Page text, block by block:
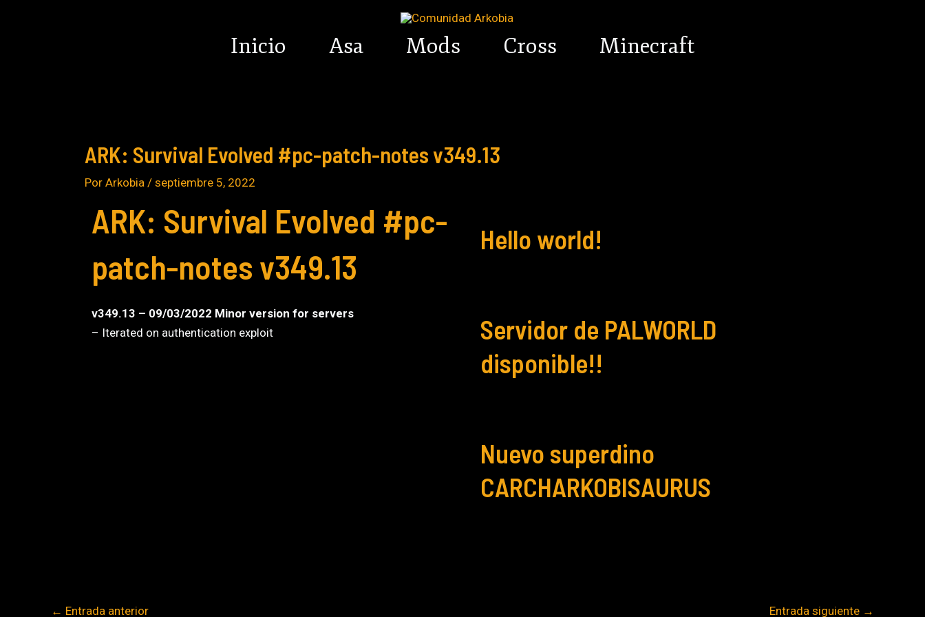
Inicio Asa Mods Cross Minecraft
ARK: Survival Evolved #pc-patch-notes v349.13
Por Arkobia / septiembre 5, 2022
ARK: Survival Evolved #pc-
patch-notes v349.13
v349.13 – 09/03/2022 Minor version for servers
– Iterated on authentication exploit
Hello world!
Servidor de PALWORLD
disponible!!
Nuevo superdino
CARCHARKOBISAURUS
← Entrada anterior Entrada siguiente →